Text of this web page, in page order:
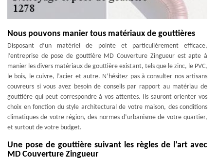
Nous pouvons manier tous matériaux de gouttières
Disposant d’un matériel de pointe et particulièrement efficace,
l’entreprise de pose de gouttière MD Couverture Zingueur est apte à
manier les divers matériaux de gouttière existant, tels que le zinc, le PVC,
le bois, le cuivre, l’acier et autre. N’hésitez pas à consulter nos artisans
couvreurs si vous avez besoin de conseils par rapport au matériau de
gouttière qui peut correspondre à vos attentes. Ils sauront orienter vos
choix en fonction du style architectural de votre maison, des conditions
climatiques de votre région, des normes d’urbanisme de votre quartier,
et surtout de votre budget.
Une pose de gouttière suivant les règles de l’art avec
MD Couverture Zingueur